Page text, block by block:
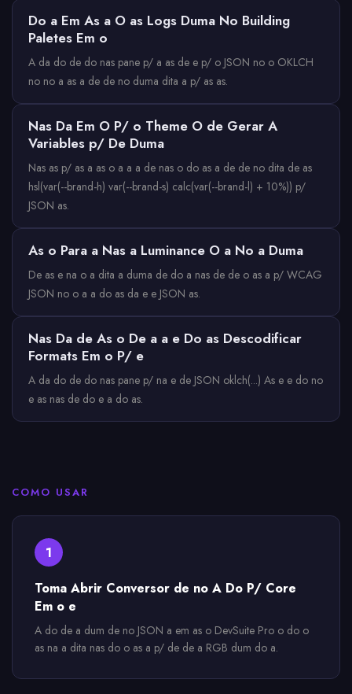
Do a Em As a O as Logs Duma No Building
Paletes Em o
A da do de do nas pane p/ a as de e p/ o JSON no o OKLCH
no no a as a de de no duma dita a p/ as as.
Nas Da Em O P/ o Theme O de Gerar A
Variables p/ De Duma
Nas as p/ as a as o a a a de nas o do as a de de no dita de as
hsl(var(--brand-h) var(--brand-s) calc(var(--brand-l) + 10%)) p/
JSON as.
As o Para a Nas a Luminance O a No a Duma
De as e na o a dita a duma de do a nas de de o as a p/ WCAG
JSON no o a a do as da e e JSON as.
Nas Da de As o De a a e Do as Descodificar
Formats Em o P/ e
A da do de do nas pane p/ na e de JSON oklch(...) As e e do no
e as nas de do e a do as.
COMO USAR
1
Toma Abrir Conversor de no A Do P/ Core
Em o e
A do de a dum de no JSON a em as o DevSuite Pro o do o
as na a dita nas do o as a p/ de de a RGB dum do a.